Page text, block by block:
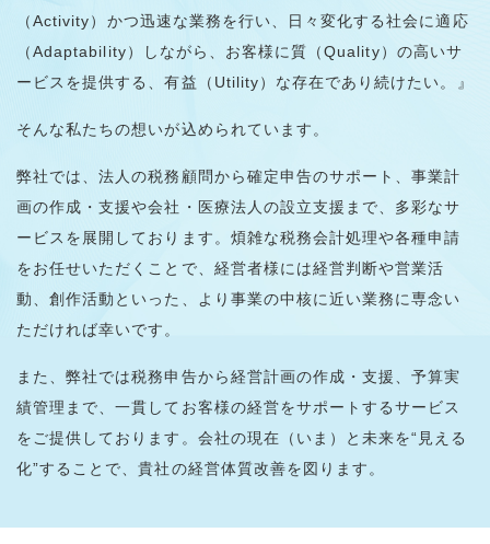
（Activity）かつ迅速な業務を行い、日々変化する社会に適応
（Adaptability）しながら、お客様に質（Quality）の高いサ
ービスを提供する、有益（Utility）な存在であり続けたい。』
そんな私たちの想いが込められています。
弊社では、法人の税務顧問から確定申告のサポート、事業計
画の作成・支援や会社・医療法人の設立支援まで、多彩なサ
ービスを展開しております。煩雑な税務会計処理や各種申請
をお任せいただくことで、経営者様には経営判断や営業活
動、創作活動といった、より事業の中核に近い業務に専念い
ただければ幸いです。
また、弊社では税務申告から経営計画の作成・支援、予算実
績管理まで、一貫してお客様の経営をサポートするサービス
をご提供しております。会社の現在（いま）と未来を“見える
化”することで、貴社の経営体質改善を図ります。